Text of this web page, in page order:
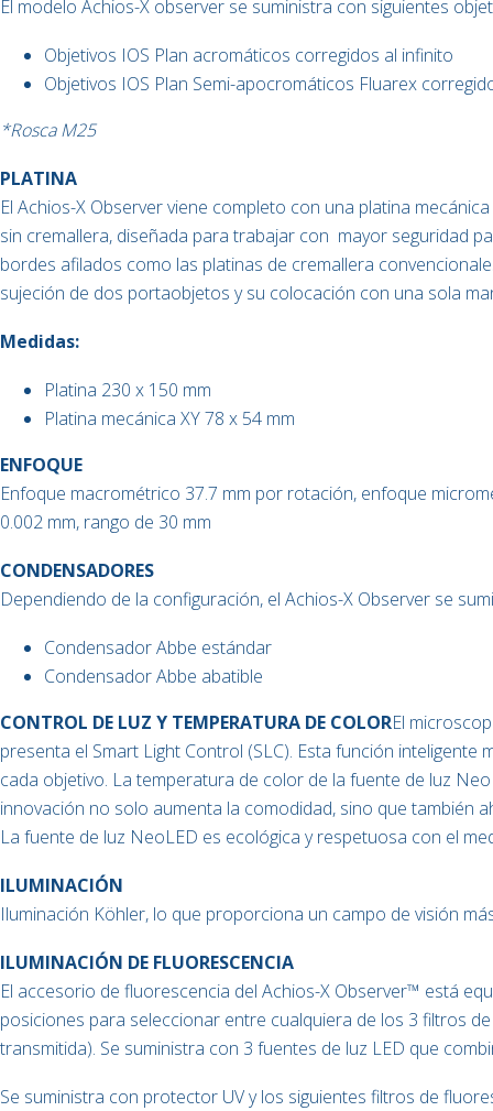
El modelo Achios-X observer se suministra con siguientes
Objetivos IOS Plan acromáticos corregidos al infinito
Objetivos IOS Plan Semi-apocromáticos Fluarex
*Rosca M25
PLATINA
El Achios-X Observer viene completo con una platina
sin cremallera, diseñada para trabajar con mayor seguridad
bordes afilados como las platinas de cremallera
sujeción de dos portaobjetos y su colocación con una sola
Medidas:
Platina 230 x 150 mm
Platina mecánica XY 78 x 54 mm
ENFOQUE
Enfoque macrométrico 37.7 mm por rotación, enfoque
0.002 mm, rango de 30 mm
CONDENSADORES
Dependiendo de la configuración, el Achios-X Observer se
Condensador Abbe estándar
Condensador Abbe abatible
CONTROL DE LUZ Y TEMPERATURA DE COLOREl
presenta el Smart Light Control (SLC). Esta función inteligente
cada objetivo. La temperatura de color de la fuente de luz
innovación no solo aumenta la comodidad, sino que también
La fuente de luz NeoLED es ecológica y respetuosa con el
ILUMINACIÓN
Iluminación Köhler, lo que proporciona un campo de visión
ILUMINACIÓN DE FLUORESCENCIA
El accesorio de fluorescencia del Achios-X Observer™ está
posiciones para seleccionar entre cualquiera de los 3 filtros
transmitida). Se suministra con 3 fuentes de luz LED que
Se suministra con protector UV y los siguientes filtros de